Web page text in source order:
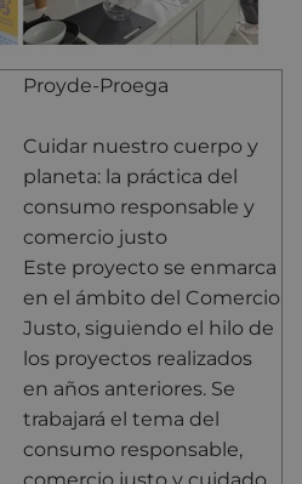
Proyde-Proega
Cuidar nuestro cuerpo y
planeta: la práctica del
consumo responsable y
comercio justo
Este proyecto se enmarca
en el ámbito del Comercio
Justo, siguiendo el hilo de
los proyectos realizados
en años anteriores. Se
trabajará el tema del
consumo responsable,
comercio justo y cuidado